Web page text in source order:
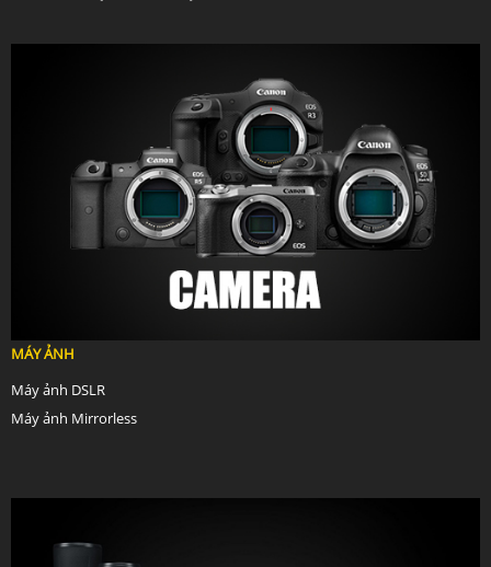
MÁY ẢNH
Máy ảnh DSLR
Máy ảnh Mirrorless